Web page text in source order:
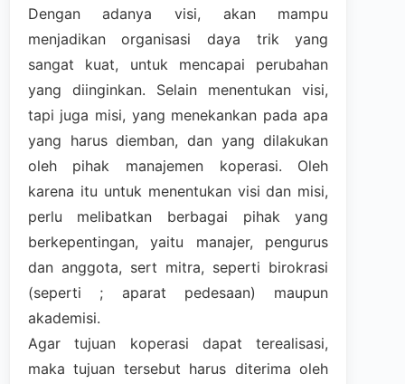
Dengan adanya visi, akan mampu
menjadikan organisasi daya trik yang
sangat kuat, untuk mencapai perubahan
yang diinginkan. Selain menentukan visi,
tapi juga misi, yang menekankan pada apa
yang harus diemban, dan yang dilakukan
oleh pihak manajemen koperasi. Oleh
karena itu untuk menentukan visi dan misi,
perlu melibatkan berbagai pihak yang
berkepentingan, yaitu manajer, pengurus
dan anggota, sert mitra, seperti birokrasi
(seperti ; aparat pedesaan) maupun
akademisi.
Agar tujuan koperasi dapat terealisasi,
maka tujuan tersebut harus diterima oleh